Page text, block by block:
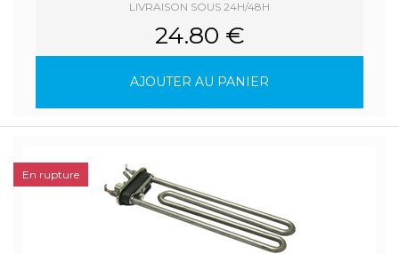
LIVRAISON SOUS 24H/48H
24.80 €
AJOUTER AU PANIER
En rupture